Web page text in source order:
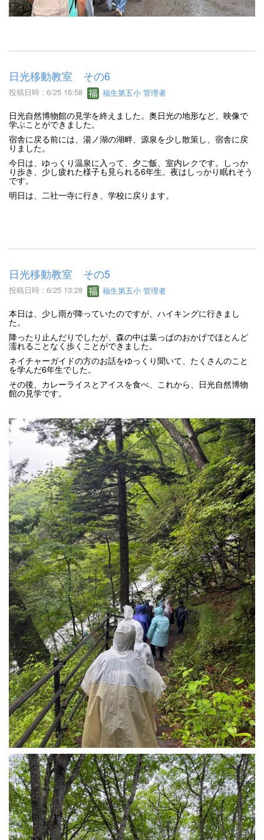
日光移動教室 その6
投稿日時 : 6/25 16:58 福生第五小 管理者
日光自然博物館の見学を終えました。奥日光の地形など、映像で
学ぶことができました。
宿舎に戻る前には、湯ノ湖の湖畔、源泉を少し散策し、宿舎に戻
りました。
今日は、ゆっくり温泉に入って、夕ご飯、室内レクです。しっか
り歩き、少し疲れた様子も見られる6年生。夜はしっかり眠れそう
です。
明日は、二社一寺に行き、学校に戻ります。
日光移動教室 その5
投稿日時 : 6/25 13:28 福生第五小 管理者
本日は、少し雨が降っていたのですが、ハイキングに行きまし
た。
降ったり止んだりでしたが、森の中は葉っぱのおかげでほとんど
濡れることなく歩くことができました。
ネイチャーガイドの方のお話をゆっくり聞いて、たくさんのこと
を学んだ6年生でした。
その後、カレーライスとアイスを食べ、これから、日光自然博物
館の見学です。